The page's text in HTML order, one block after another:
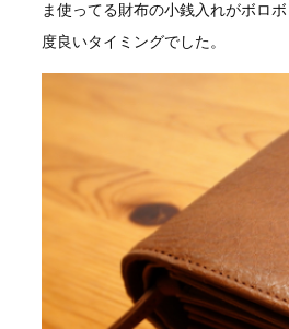
ま使ってる財布の小銭入れがボロ
度良いタイミングでした。